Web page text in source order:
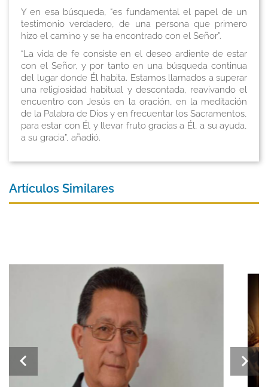
Y en esa búsqueda, “es fundamental el papel de un
testimonio verdadero, de una persona que primero
hizo el camino y se ha encontrado con el Señor”.
“La vida de fe consiste en el deseo ardiente de estar
con el Señor, y por tanto en una búsqueda continua
del lugar donde Él habita. Estamos llamados a superar
una religiosidad habitual y descontada, reavivando el
encuentro con Jesús en la oración, en la meditación
de la Palabra de Dios y en frecuentar los Sacramentos,
para estar con Él y llevar fruto gracias a Él, a su ayuda,
a su gracia”, añadió.
Artículos Similares